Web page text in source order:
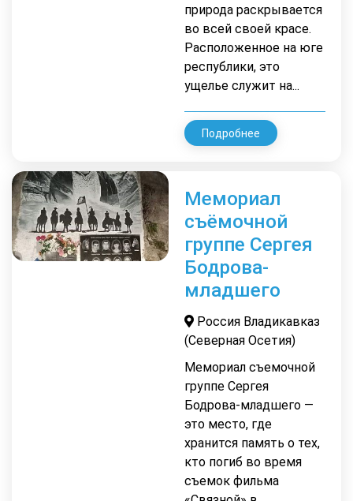
природа раскрывается
во всей своей красе.
Расположенное на юге
республики, это
ущелье служит на...
Подробнее
Мемориал
съёмочной
группе Сергея
Бодрова-
младшего
Россия Владикавказ
(Северная Осетия)
Мемориал съемочной
группе Сергея
Бодрова-младшего —
это место, где
хранится память о тех,
кто погиб во время
съемок фильма